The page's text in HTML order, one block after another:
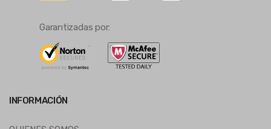
Garantizadas por:
INFORMACIÓN